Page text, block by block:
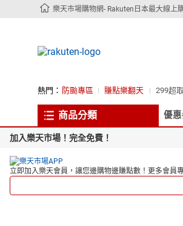
樂天市場購物網- Rakuten日本最大線上
熱門： 防颱專區 賺點樂翻天 299超
商品分類 優
加入樂天市場！完全免費！
立即加入樂天會員，讓您邊購物邊賺點數！更多會員